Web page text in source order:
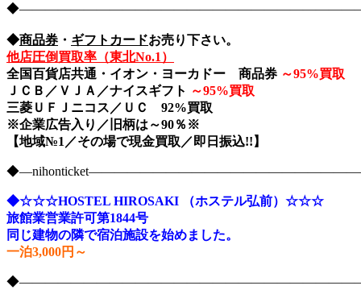
◆商品券 ・ ギフトカードお売り下さい。
他店圧倒買取率（東北No.1）
全国百貨店共通・イオン・ヨーカドー 商品券 ～95%買取
ＪＣＢ／ＶＪＡ／ナイスギフト ～95%買取
三菱ＵＦＪニコス／ＵＣ 92%買取
※企業広告入り／旧柄は～90％※
【地域№1／その場で現金買取／即日振込!!】
◆☆☆☆HOSTEL HIROSAKI （ホステル弘前）☆☆☆
旅館業営業許可第1844号
同じ建物の隣で宿泊施設を始めました。
一泊3,000円～